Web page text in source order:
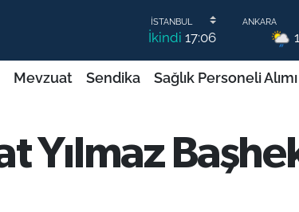
İkindi 17:06
Mevzuat Sendika Sağlık Personeli Alımı
Yılmaz